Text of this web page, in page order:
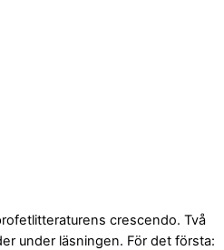
crescendo. Två
under läsningen. För det första: